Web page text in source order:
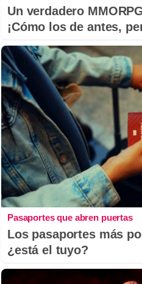
Un verdadero
¡Cómo los de antes,
Pasaportes que abren puertas
Los pasaportes más
¿está el tuyo?